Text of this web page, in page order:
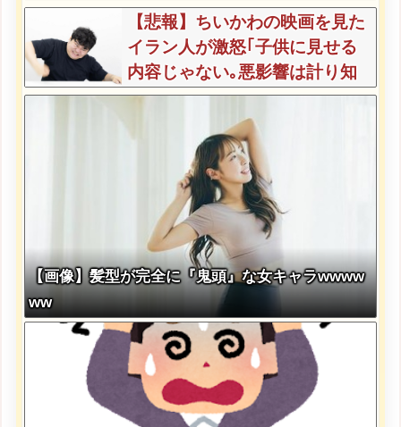
【悲報】ちいかわの映画を見た
イラン人が激怒｢子供に見せる
内容じゃない｡悪影響は計り知
れない｣←これw w w w w w w
【画像】髪型が完全に『鬼頭』な女キャラwwww
ww